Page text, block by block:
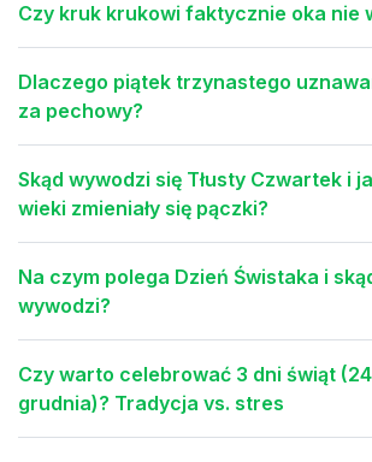
Czy kruk krukowi faktycznie oka nie
Dlaczego piątek trzynastego
za pechowy?
Skąd wywodzi się Tłusty Czwartek i
wieki zmieniały się pączki?
Na czym polega Dzień Świstaka i
wywodzi?
Czy warto celebrować 3 dni świąt
grudnia)? Tradycja vs. stres